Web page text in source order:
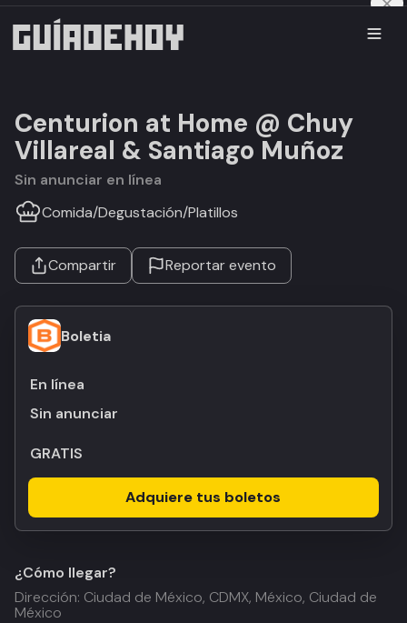
Centurion at Home @ Chuy
Villareal & Santiago Muñoz
Sin anunciar en línea
Comida/Degustación/Platillos
Compartir Reportar evento
Boletia
En línea
Sin anunciar
GRATIS
Adquiere tus boletos
¿Cómo llegar?
Dirección: Ciudad de México, CDMX, México, Ciudad de
México